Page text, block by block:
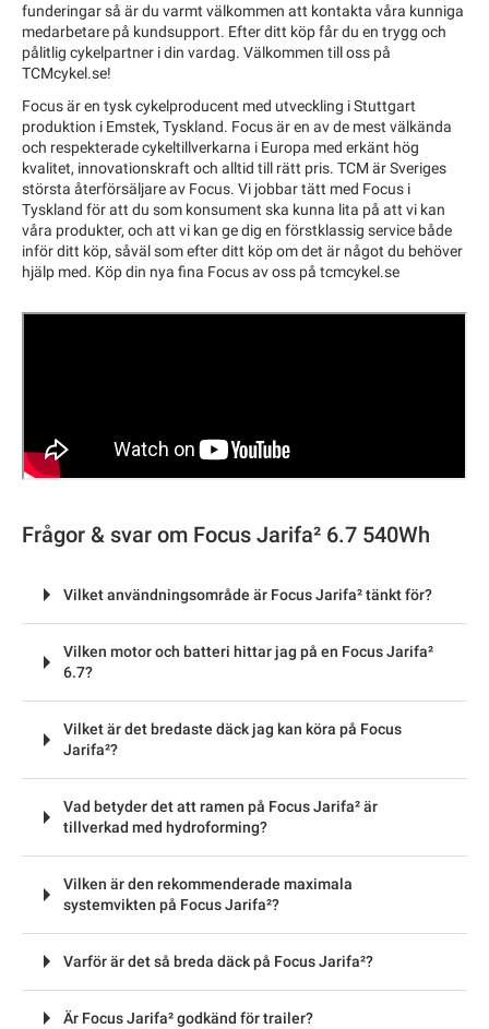
funderingar så är du varmt välkommen att kontakta våra kunniga
medarbetare på kundsupport. Efter ditt köp får du en trygg och
pålitlig cykelpartner i din vardag. Välkommen till oss på
TCMcykel.se!
Focus är en tysk cykelproducent med utveckling i Stuttgart
produktion i Emstek, Tyskland. Focus är en av de mest välkända
och respekterade cykeltillverkarna i Europa med erkänt hög
kvalitet, innovationskraft och alltid till rätt pris. TCM är Sveriges
största återförsäljare av Focus. Vi jobbar tätt med Focus i
Tyskland för att du som konsument ska kunna lita på att vi kan
våra produkter, och att vi kan ge dig en förstklassig service både
inför ditt köp, såväl som efter ditt köp om det är något du behöver
hjälp med. Köp din nya fina Focus av oss på tcmcykel.se
Frågor & svar om Focus Jarifa² 6.7 540Wh
Vilket användningsområde är Focus Jarifa² tänkt för?
Vilken motor och batteri hittar jag på en Focus Jarifa²
6.7?
Vilket är det bredaste däck jag kan köra på Focus
Jarifa²?
Vad betyder det att ramen på Focus Jarifa² är
tillverkad med hydroforming?
Vilken är den rekommenderade maximala
systemvikten på Focus Jarifa²?
Varför är det så breda däck på Focus Jarifa²?
Är Focus Jarifa² godkänd för trailer?